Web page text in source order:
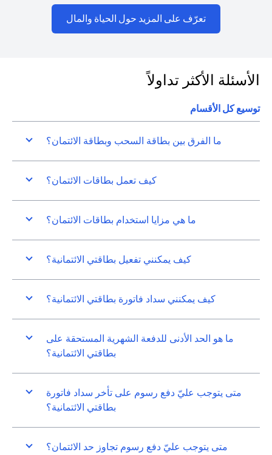
تعرّف على المزيد حول الحياة والمال
الأسئلة الأكثر تداولاً
توسيع كل الأقسام
ما الفرق بين بطاقة السحب وبطاقة الائتمان؟
كيف تعمل بطاقات الائتمان؟
ما هي مزايا استخدام بطاقات الائتمان؟
كيف يمكنني تفعيل بطاقتي الائتمانية؟
كيف يمكنني سداد فاتورة بطاقتي الائتمانية؟
ما هو الحد الأدنى للدفعة الشهرية المستحقة على
بطاقتي الائتمانية؟
متى يتوجب عليّ دفع رسوم على تأخر سداد فاتورة
بطاقتي الائتمانية؟
متى يتوجب عليّ دفع رسوم تجاوز حد الائتمان؟